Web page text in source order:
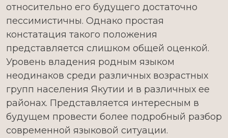
относительно его будущего достаточно
пессимистичны. Однако простая
констатация такого положения
представляется слишком общей оценкой.
Уровень владения родным языком
неодинаков среди различных возрастных
групп населения Якутии и в различных ее
районах. Представляется интересным в
будущем провести более подробный разбор
современной языковой ситуации.